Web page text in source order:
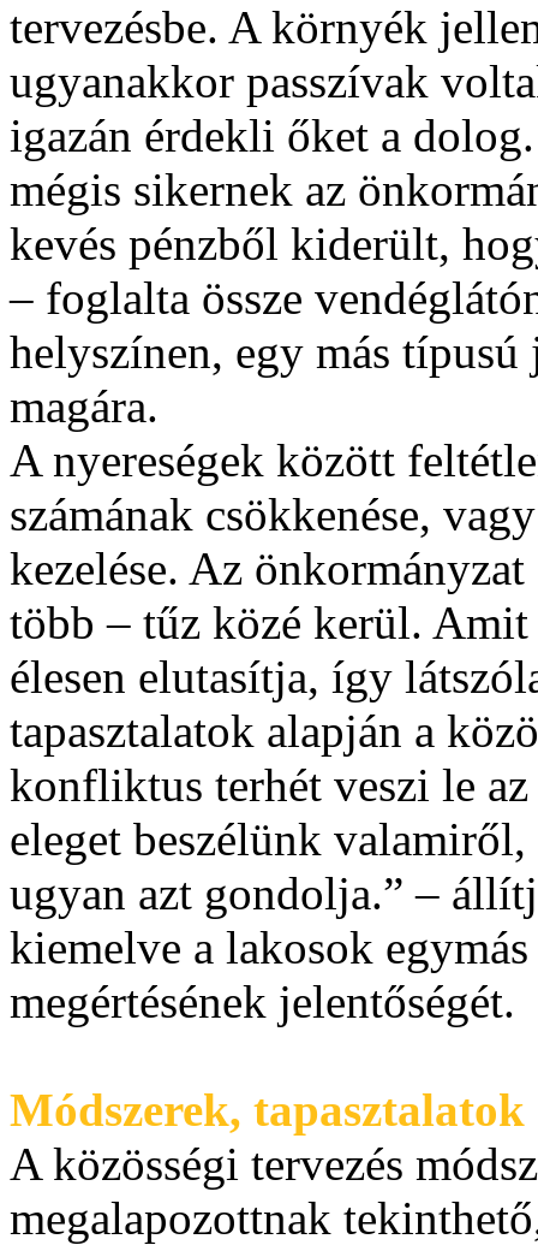
tervezésbe. A környék
ugyanakkor passzívak
igazán érdekli őket a
mégis sikernek az
kevés pénzből kiderült,
– foglalta össze
helyszínen, egy más típusú
magára.
A nyereségek között
számának csökkenése,
kezelése. Az
több – tűz közé kerül.
élesen elutasítja, így
tapasztalatok alapján a
konfliktus terhét veszi le
eleget beszélünk
ugyan azt gondolja.” –
kiemelve a lakosok
megértésének jelentőségét.
Módszerek, tapasztalatok
A közösségi tervezés
megalapozottnak